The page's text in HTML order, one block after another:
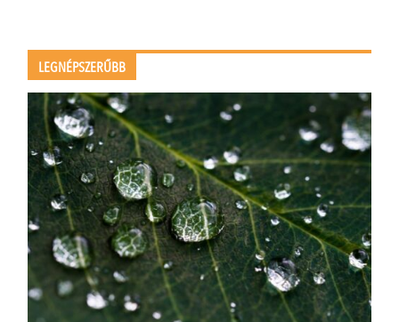
LEGNÉPSZERŰBB